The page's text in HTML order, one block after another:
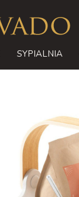
SYPIALNIA